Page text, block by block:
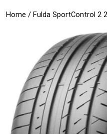
Home / Fulda SportControl 2